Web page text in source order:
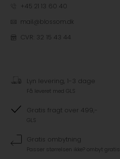
+45 21 13 60 40
mail@blossom.dk
CVR: 32 15 43 44
Lyn levering, 1-3 dage
Få leveret med GLS
Gratis fragt over 499,-
GLS
Gratis ombytning
Passer størrelsen ikke? ombyt gratis